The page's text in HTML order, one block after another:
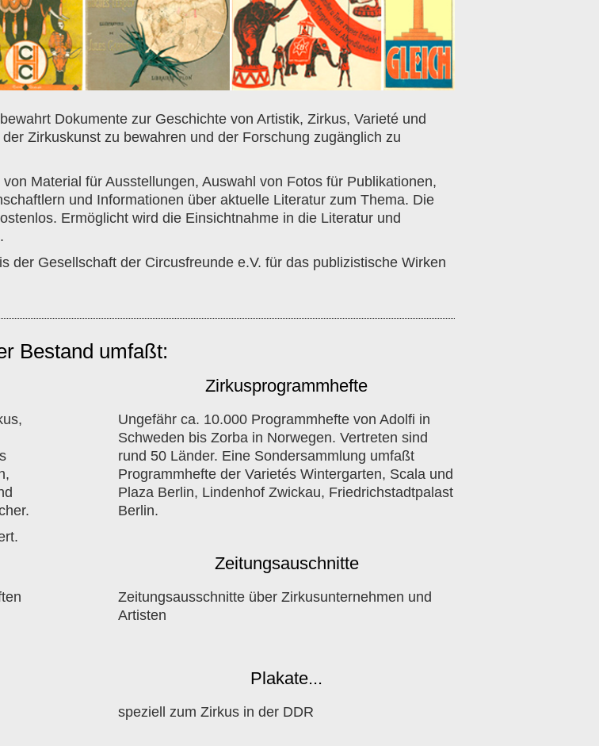
Dokumente zur Geschichte von Artistik, Zirkus, Varieté und
Zirkuskunst zu bewahren und der Forschung zugänglich zu
Material für Ausstellungen, Auswahl von Fotos für Publikationen,
und Informationen über aktuelle Literatur zum Thema. Die
Ermöglicht wird die Einsichtnahme in die Literatur und
der Gesellschaft der Circusfreunde e.V. für das publizistische Wirken
Bestand umfaßt:
Zirkusprogrammhefte
Ungefähr ca. 10.000 Programmhefte von Adolfi in
Schweden bis Zorba in Norwegen. Vertreten sind
rund 50 Länder. Eine Sondersammlung umfaßt
Programmhefte der Varietés Wintergarten, Scala und
Plaza Berlin, Lindenhof Zwickau, Friedrichstadtpalast
Berlin.
Zeitungsauschnitte
Zeitungsausschnitte über Zirkusunternehmen und
Artisten
Plakate...
speziell zum Zirkus in der DDR